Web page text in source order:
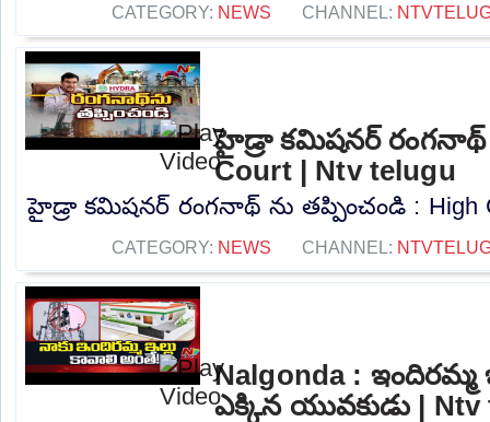
CATEGORY: NEWS CHANNEL:
హైడ్రా కమిషనర్ రంగనాథ్
Court | Ntv telugu
హైడ్రా కమిషనర్ రంగనాథ్ ను తప్పించండి : High
CATEGORY: NEWS CHANNEL:
Nalgonda : ఇందిరమ్మ
ఎక్కిన యువకుడు | Ntv